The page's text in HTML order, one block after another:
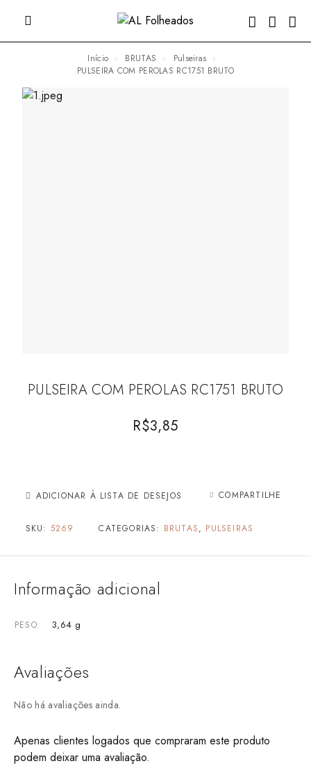
Início BRUTAS
Pulseiras
PULSEIRA COM PEROLAS RC1751 BRUTO
PULSEIRA COM PEROLAS RC1751 BRUTO
R$3,85
ADICIONAR À LISTA DE DESEJOS COMPARTILHE
SKU: 5269 CATEGORIAS: BRUTAS, PULSEIRAS
Informação adicional
PESO 3,64 g
Avaliações
Não há avaliações ainda.
Apenas clientes logados que compraram este produto
podem deixar uma avaliação.